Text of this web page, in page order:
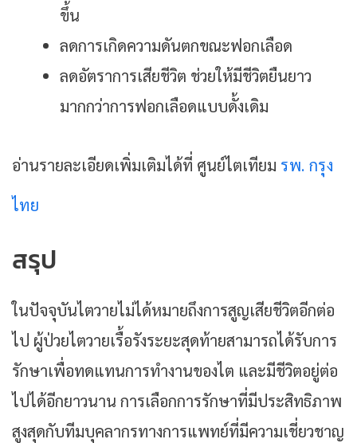
ขึ้น
ลดการเกิดความดันตกขณะฟอกเลือด
ลดอัตราการเสียชีวิต ช่วยให้มีชีวิตยืนยาว
มากกว่าการฟอกเลือดแบบดั้งเดิม
อ่านรายละเอียดเพิ่มเติมได้ที่ ศูนย์ไตเทียม รพ. กรุง
ไทย
สรุป
ในปัจจุบันไตวายไม่ได้หมายถึงการสูญเสียชีวิตอีกต่อ
ไป ผู้ป่วยไตวายเรื้อรังระยะสุดท้ายสามารถได้รับการ
รักษาเพื่อทดแทนการทำงานของไต และมีชีวิตอยู่ต่อ
ไปได้อีกยาวนาน การเลือกการรักษาที่มีประสิทธิภาพ
สูงสุดกับทีมบุคลากรทางการแพทย์ที่มีความเชี่ยวชาญ